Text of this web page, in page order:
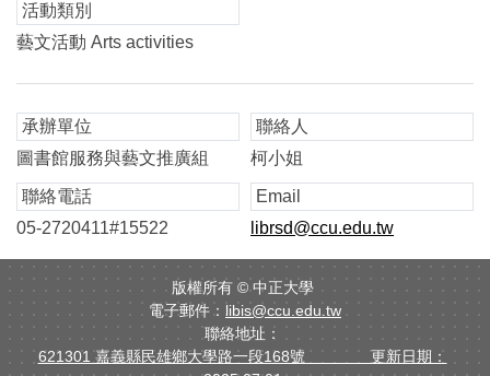
活動類別
藝文活動 Arts activities
承辦單位
圖書館服務與藝文推廣組
聯絡人
柯小姐
聯絡電話
05-2720411#15522
Email
librsd@ccu.edu.tw
版權所有 © 中正大學
電子郵件： libis@ccu.edu.tw
聯絡地址：
621301 嘉義縣民雄鄉大學路一段168號 更新日期：